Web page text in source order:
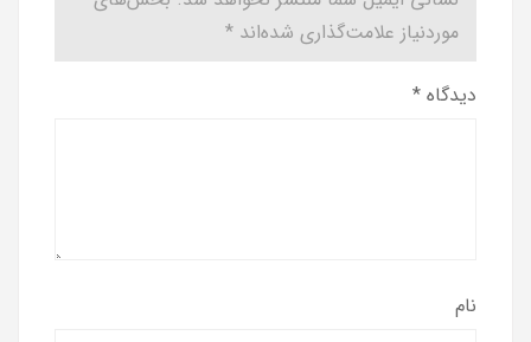
موردنیاز علامت‌گذاری شده‌اند *
دیدگاه *
نام